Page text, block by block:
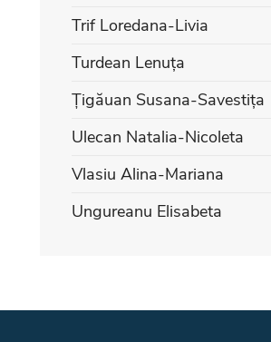
Trif Loredana-Livia
Turdean Lenuța
Țigăuan Susana-Savestița
Ulecan Natalia-Nicoleta
Vlasiu Alina-Mariana
Ungureanu Elisabeta